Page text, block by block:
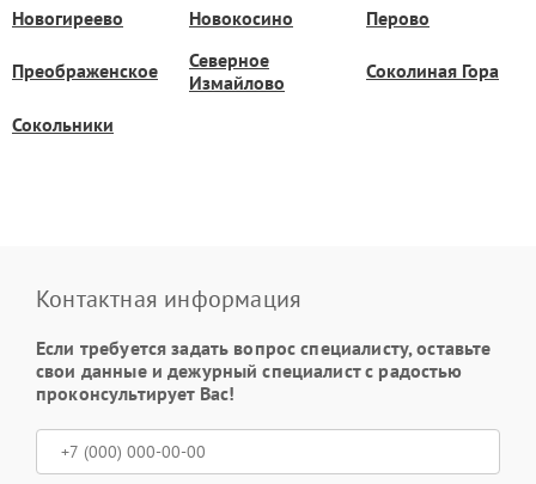
Новогиреево Новокосино Перово
Преображенское
Северное
Измайлово
Соколиная Гора
Сокольники
Контактная информация
Если требуется задать вопрос специалисту, оставьте
свои данные и дежурный специалист с радостью
проконсультирует Вас!